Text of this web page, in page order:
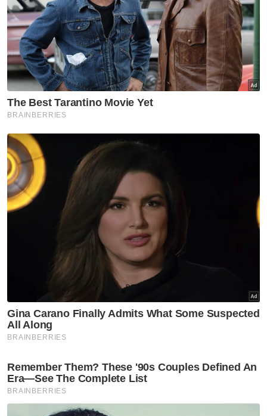
Syed Saddiq
Politik
Artikel Disyorkan
Pojok
Adakah pickleball mampu
‘bunuh’ badminton?
Pojok
Tragedi si Rocky: Antara belas
ihsan dan keselamatan awam
Pojok
Peniaga Gen Z lebih layan 'live'
Pojok
Gaya nampak mewah tapi